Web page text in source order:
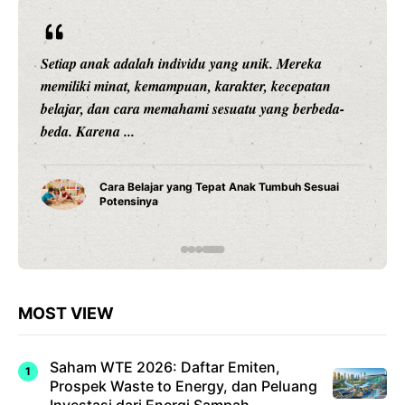
Setiap anak adalah individu yang unik. Mereka
memiliki minat, kemampuan, karakter, kecepatan
belajar, dan cara memahami sesuatu yang berbeda-
beda. Karena ...
Cara Belajar yang Tepat Anak Tumbuh Sesuai
Potensinya
MOST VIEW
Saham WTE 2026: Daftar Emiten,
Prospek Waste to Energy, dan Peluang